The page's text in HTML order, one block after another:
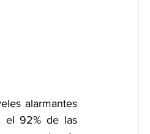
alarmantes
el 92% de las